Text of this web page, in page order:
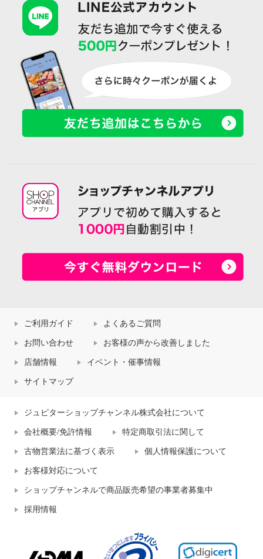
ご利用ガイド よくあるご質問
お問い合わせ お客様の声から改善しました
店舗情報 イベント・催事情報
サイトマップ
ジュピターショップチャンネル株式会社について
会社概要/免許情報 特定商取引法に関して
古物営業法に基づく表示 個人情報保護について
お客様対応について
ショップチャンネルで商品販売希望の事業者募集中
採用情報